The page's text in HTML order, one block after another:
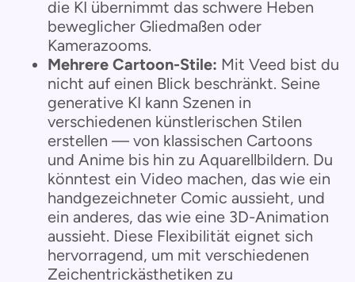
die KI übernimmt das schwere Heben
beweglicher Gliedmaßen oder
Kamerazooms.
Mehrere Cartoon-Stile: Mit Veed bist du
nicht auf einen Blick beschränkt. Seine
generative KI kann Szenen in
verschiedenen künstlerischen Stilen
erstellen — von klassischen Cartoons
und Anime bis hin zu Aquarellbildern. Du
könntest ein Video machen, das wie ein
handgezeichneter Comic aussieht, und
ein anderes, das wie eine 3D-Animation
aussieht. Diese Flexibilität eignet sich
hervorragend, um mit verschiedenen
Zeichentrickästhetiken zu